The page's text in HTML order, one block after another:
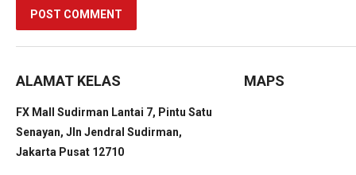
ALAMAT KELAS
FX Mall Sudirman Lantai 7, Pintu Satu
Senayan, Jln Jendral Sudirman,
Jakarta Pusat 12710
MAPS